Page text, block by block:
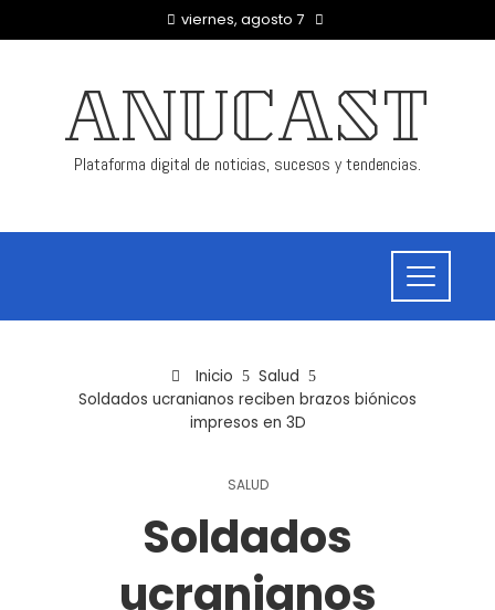
viernes, agosto 7
ANUCAST
Plataforma digital de noticias, sucesos y tendencias.
Inicio
Salud
Soldados ucranianos reciben brazos biónicos
impresos en 3D
SALUD
Soldados
ucranianos